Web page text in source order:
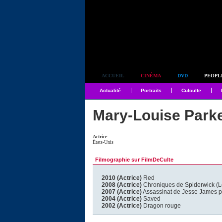
ACCUEIL CINÉMA DVD
Actualité Portraits Culculte
Mary-Louise
Actrice
États-Unis
Filmographie sur FilmDeCulte
2010 (Actrice) Red
2008 (Actrice) Chroniques de Spiderwick
2007 (Actrice)Assassinat de Jesse James
2004 (Actrice) Saved
2002 (Actrice) Dragon rouge